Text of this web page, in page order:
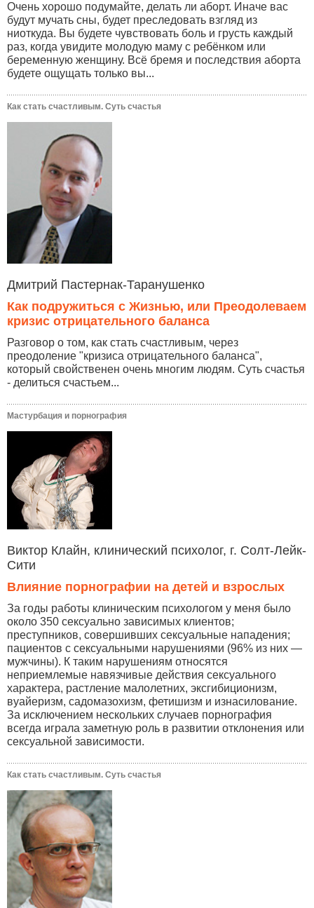
Очень хорошо подумайте, делать ли аборт. Иначе вас
будут мучать сны, будет преследовать взгляд из
ниоткуда. Вы будете чувствовать боль и грусть каждый
раз, когда увидите молодую маму с ребёнком или
беременную женщину. Всё бремя и последствия аборта
будете ощущать только вы...
Как стать счастливым. Суть счастья
Дмитрий Пастернак-Таранушенко
Как подружиться с Жизнью, или Преодолеваем
кризис отрицательного баланса
Разговор о том, как стать счастливым, через
преодоление "кризиса отрицательного баланса",
который свойственен очень многим людям. Суть счастья
- делиться счастьем...
Мастурбация и порнография
Виктор Клайн, клинический психолог, г. Солт-Лейк-
Сити
Влияние порнографии на детей и взрослых
За годы работы клиническим психологом у меня было
около 350 сексуально зависимых клиентов;
преступников, совершивших сексуальные нападения;
пациентов с сексуальными нарушениями (96% из них —
мужчины). К таким нарушениям относятся
неприемлемые навязчивые действия сексуального
характера, растление малолетних, эксгибиционизм,
вуайеризм, садомазохизм, фетишизм и изнасилование.
За исключением нескольких случаев порнография
всегда играла заметную роль в развитии отклонения или
сексуальной зависимости.
Как стать счастливым. Суть счастья